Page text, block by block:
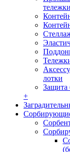
тележки
лотки
Защита
+